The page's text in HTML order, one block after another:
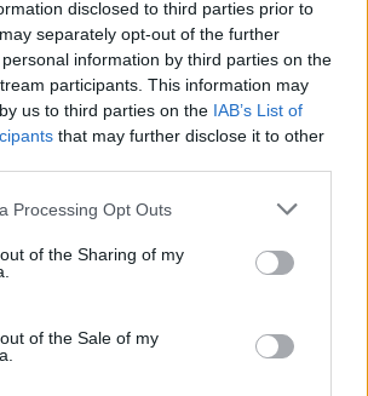
disclosed to third parties prior to
separately opt-out of the further
information by third parties on the
participants. This information may
us to third parties on the IAB’s List of
that may further disclose it to other
website/app uses one or more Google
visit or usage behaviour. You may click to
to Google and its third-party tags to
specified purposes in below Google
Processing Opt Outs
of the Sharing of my
of the Sale of my